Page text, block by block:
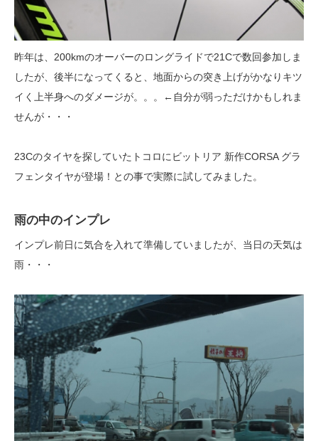
昨年は、200kmのオーバーのロングライドで21Cで数回参加しま
したが、後半になってくると、地面からの突き上げがかなりキツ
イく上半身へのダメージが。。。←自分が弱っただけかもしれま
せんが・・・
23Cのタイヤを探していたトコロにビットリア 新作CORSA グラ
フェンタイヤが登場！との事で実際に試してみました。
雨の中のインプレ
インプレ前日に気合を入れて準備していましたが、当日の天気は
雨・・・